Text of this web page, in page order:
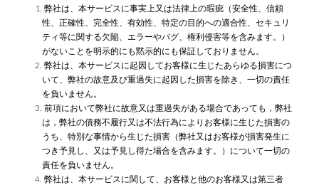
1. 弊社は、本サービスに事実上又は法律上の瑕疵（安全性、信頼
性、正確性、完全性、有効性、特定の目的への適合性、セキュリ
ティ等に関する欠陥、エラーやバグ、権利侵害等を含みます。）
がないことを明示的にも黙示的にも保証しておりません。
2. 弊社は、本サービスに起因してお客様に生じたあらゆる損害につ
いて、弊社の故意及び重過失に起因した損害を除き、一切の責任
を負いません。
3. 前項において弊社に故意又は重過失がある場合であっても，弊社
は，弊社の債務不履行又は不法行為によりお客様に生じた損害の
うち、特別な事情から生じた損害（弊社又はお客様が損害発生に
つき予見し、又は予見し得た場合を含みます。）について一切の
責任を負いません。
4. 弊社は、本サービスに関して、お客様と他のお客様又は第三者